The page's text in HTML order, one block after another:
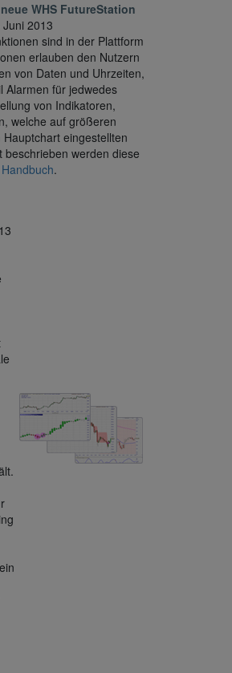
neue WHS FutureStation
Juni 2013
sind in der Plattform
erlauben den Nutzern
von Daten und Uhrzeiten,
Alarmen für jedwedes
von Indikatoren,
welche auf größeren
eingestellten
werden diese
.